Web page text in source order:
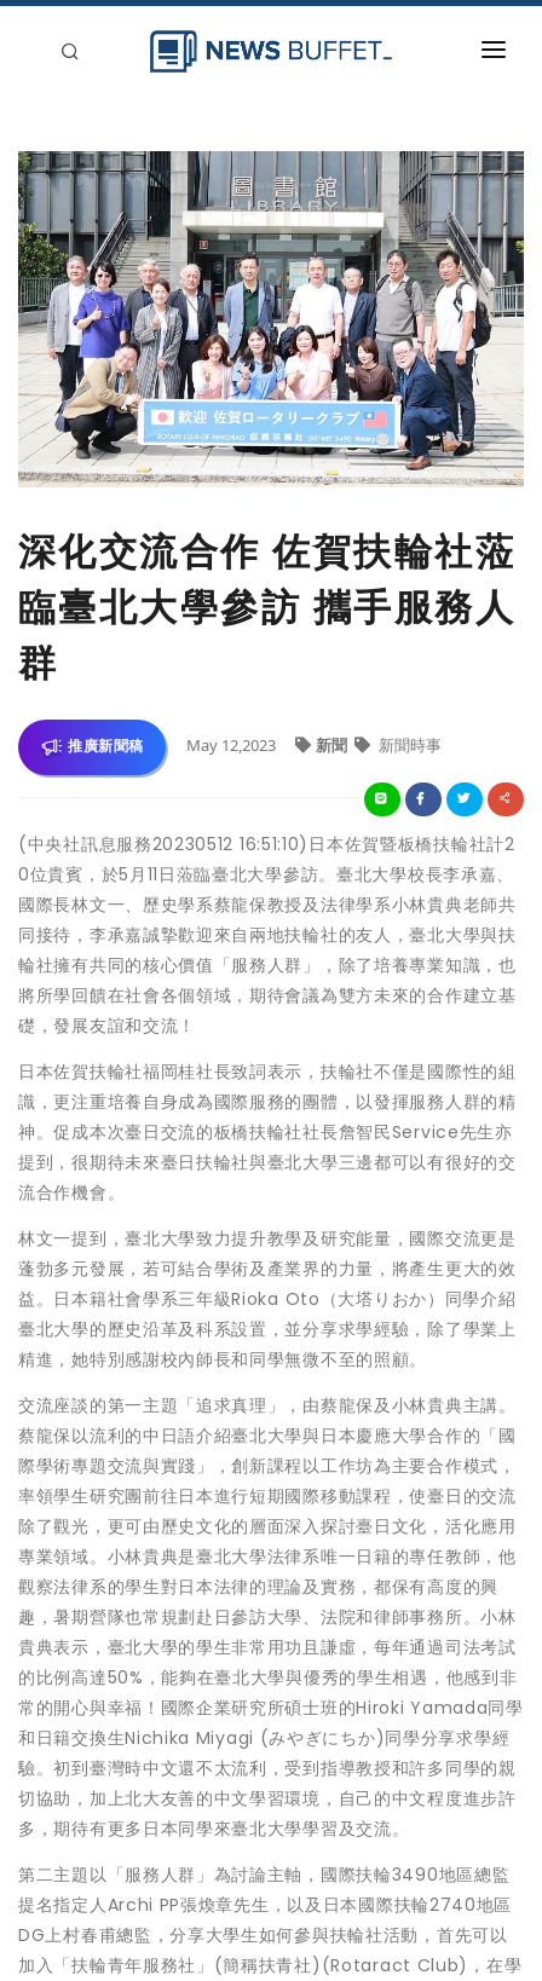
新聞稿分類
刊登
深化交流合作 佐賀扶輪社蒞
臨臺北大學參訪 攜手服務人
群
推廣新聞稿 May 12,2023 新聞 新聞時事
(中央社訊息服務20230512 16:51:10)日本佐賀暨板橋扶輪社計2
0位貴賓，於5月11日蒞臨臺北大學參訪。臺北大學校長李承嘉、
國際長林文一、歷史學系蔡龍保教授及法律學系小林貴典老師共
同接待，李承嘉誠摯歡迎來自兩地扶輪社的友人，臺北大學與扶
輪社擁有共同的核心價值「服務人群」，除了培養專業知識，也
將所學回饋在社會各個領域，期待會議為雙方未來的合作建立基
礎，發展友誼和交流！
日本佐賀扶輪社福岡桂社長致詞表示，扶輪社不僅是國際性的組
識，更注重培養自身成為國際服務的團體，以發揮服務人群的精
神。促成本次臺日交流的板橋扶輪社社長詹智民Service先生亦
提到，很期待未來臺日扶輪社與臺北大學三邊都可以有很好的交
流合作機會。
林文一提到，臺北大學致力提升教學及研究能量，國際交流更是
蓬勃多元發展，若可結合學術及產業界的力量，將產生更大的效
益。日本籍社會學系三年級Rioka Oto（大塔りおか）同學介紹
臺北大學的歷史沿革及科系設置，並分享求學經驗，除了學業上
精進，她特別感謝校內師長和同學無微不至的照顧。
交流座談的第一主題「追求真理」，由蔡龍保及小林貴典主講。
蔡龍保以流利的中日語介紹臺北大學與日本慶應大學合作的「國
際學術專題交流與實踐」，創新課程以工作坊為主要合作模式，
率領學生研究團前往日本進行短期國際移動課程，使臺日的交流
除了觀光，更可由歷史文化的層面深入探討臺日文化，活化應用
專業領域。小林貴典是臺北大學法律系唯一日籍的專任教師，他
觀察法律系的學生對日本法律的理論及實務，都保有高度的興
趣，暑期營隊也常規劃赴日參訪大學、法院和律師事務所。小林
貴典表示，臺北大學的學生非常用功且謙虛，每年通過司法考試
的比例高達50%，能夠在臺北大學與優秀的學生相遇，他感到非
常的開心與幸福！國際企業研究所碩士班的Hiroki Yamada同學
和日籍交換生Nichika Miyagi (みやぎにちか)同學分享求學經
驗。初到臺灣時中文還不太流利，受到指導教授和許多同學的親
切協助，加上北大友善的中文學習環境，自己的中文程度進步許
多，期待有更多日本同學來臺北大學學習及交流。
第二主題以「服務人群」為討論主軸，國際扶輪3490地區總監
提名指定人Archi PP張煥章先生，以及日本國際扶輪2740地區
DG上村春甫總監，分享大學生如何參與扶輪社活動，首先可以
加入「扶輪青年服務社」(簡稱扶青社)(Rotaract Club)，在學